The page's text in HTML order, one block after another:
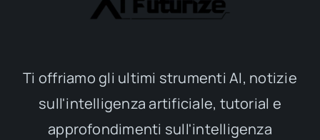
Ti offriamo gli ultimi strumenti AI, notizie
sull'intelligenza artificiale, tutorial e
approfondimenti sull'intelligenza